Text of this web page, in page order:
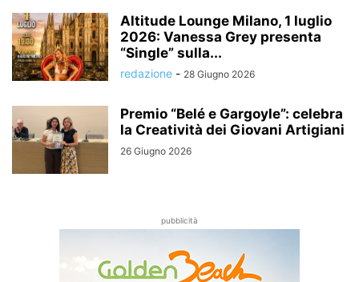
Altitude Lounge Milano, 1 luglio
2026: Vanessa Grey presenta
“Single” sulla...
redazione - 28 Giugno 2026
Premio “Belé e Gargoyle”: celebra
la Creatività dei Giovani Artigiani
26 Giugno 2026
pubblicità